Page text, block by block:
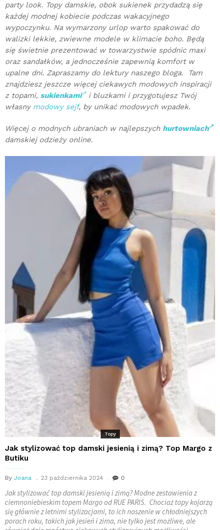
party look. Topy damskie, obok sukienek przydadzą się
każdej modnej kobiecie podczas wakacyjnego
wypoczynku. Na wymarzony urlop warto spakować do
walizki lekkie, zwiewne modele w klimacie boho. Będą
się świetnie prezentować w towarzystwie spódnic maxi
oraz sandałków, a jednocześnie zapewnią komfort w
upalne dni. Zapraszamy do lektury naszego bloga. Tam
znajdziesz jeszcze więcej ciekawych modowych inspiracji
z topami, sukienkami i bluzkami i przygotujesz Twój
własny modowy sejf, by unikać modowych wpadek.
Więcej o modnych ubraniach w najlepszych hurtowniach
damskiej odzieży online.
Topy
Jak stylizować top damski jesienią i zimą? Top Margo z
Butiku
By Joana 23 października 2024 0
Jak stylizować top damski jesienią i zimą? Modne zestawienia z
ciemnoniebieskim topem Margo od RUE PARIS. Chociaż topy kojarzą
się głównie z letnimi stylizacjami, to ich noszenie w chłodniejszych
porach roku, takich jak jesień i zima, nie tylko jest możliwe, ale